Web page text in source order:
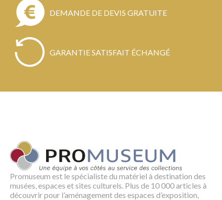
DEMANDE DE DEVIS GRATUITE
GARANTIE SATISFAIT ÉCHANGÉ
Promuseum est le spécialiste du matériel à destination des
musées, espaces et sites culturels. Plus de 10 000 articles à
découvrir pour l’aménagement des espaces d’exposition,